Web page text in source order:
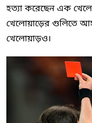
হত্যা করেছেন এক
খেলোয়াড়ের গুলিতে
খেলোয়াড়ও।